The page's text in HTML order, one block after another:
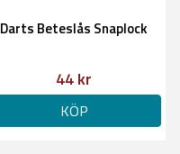
Darts Beteslås Snaplock
44 kr
KÖP